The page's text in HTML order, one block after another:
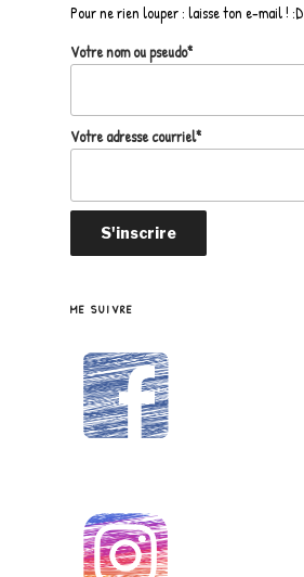
Pour ne rien louper : laisse ton e-mail ! :D
Votre nom ou pseudo*
Votre adresse courriel*
ME SUIVRE